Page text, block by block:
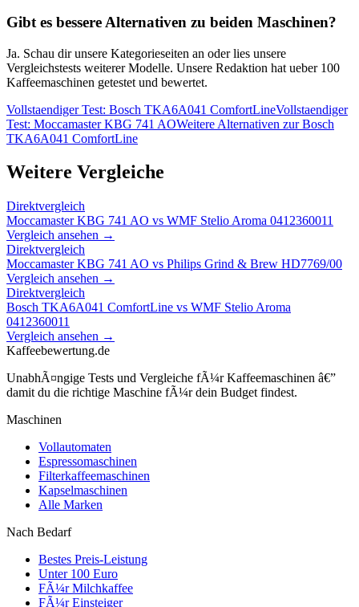
Gibt es bessere Alternativen zu beiden Maschinen?
Ja. Schau dir unsere Kategorieseiten an oder lies unsere
Vergleichstests weiterer Modelle. Unsere Redaktion hat ueber 100
Kaffeemaschinen getestet und bewertet.
Vollstaendiger Test: Bosch TKA6A041 ComfortLineVollstaendiger
Test: Moccamaster KBG 741 AOWeitere Alternativen zurBosch
TKA6A041 ComfortLine
Weitere Vergleiche
Direktvergleich
Moccamaster KBG 741 AO vs WMF Stelio Aroma 0412360011
Vergleich ansehen →
Direktvergleich
Moccamaster KBG 741 AO vs Philips Grind & Brew HD7769/00
Vergleich ansehen →
Direktvergleich
Bosch TKA6A041 ComfortLine vs WMF Stelio Aroma
0412360011
Vergleich ansehen →
Kaffeebewertung.de
UnabhÃ¤ngige Tests und Vergleiche fÃ¼r Kaffeemaschinen â€”
damit du die richtige Maschine fÃ¼r dein Budget findest.
Maschinen
Vollautomaten
Espressomaschinen
Filterkaffeemaschinen
Kapselmaschinen
Alle Marken
Nach Bedarf
Bestes Preis-Leistung
Unter 100 Euro
FÃ¼r Milchkaffee
FÃ¼r Einsteiger